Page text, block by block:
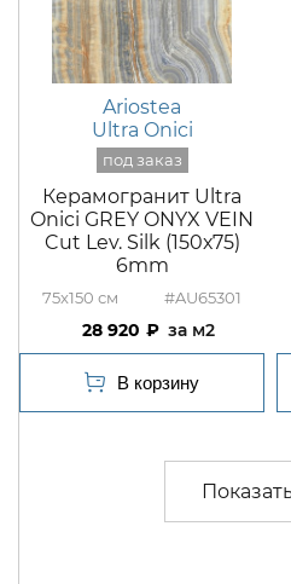
Ariostea
Ultra Onici
Керамогранит Ultra
Onici GREY ONYX VEIN
Cut Lev. Silk (150х75)
6mm
75x150 #AU65301
28 920 м2